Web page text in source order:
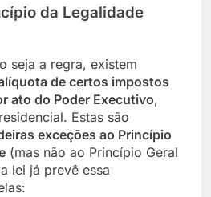
da Legalidade
seja a regra, existem
de certos impostos
ato do Poder Executivo,
Estas são
exceções ao Princípio
(mas não ao Princípio Geral
lei já prevê essa